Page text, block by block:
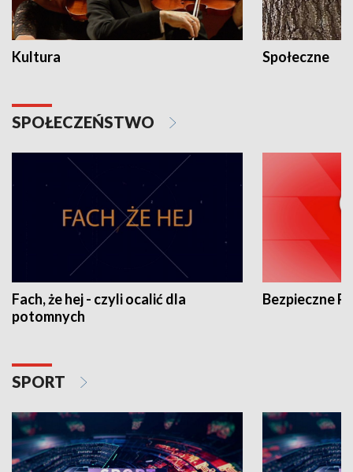
Kultura Społeczne
SPOŁECZEŃSTWO
Fach, że hej - czyli ocalić dla
potomnych
Bezpieczne
SPORT